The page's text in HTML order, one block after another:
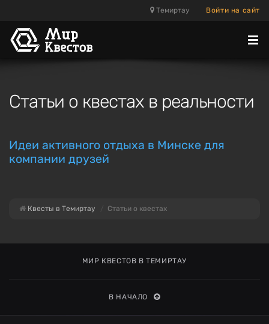
Темиртау Войти на сайт
Статьи о квестах в реальности
Идеи активного отдыха в Минске для
компании друзей
Квесты в Темиртау Статьи о квестах
МИР КВЕСТОВ В ТЕМИРТАУ
В НАЧАЛО